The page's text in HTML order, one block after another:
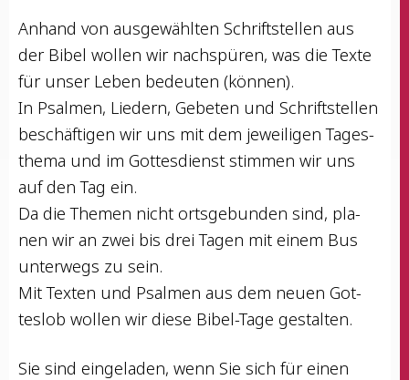
Anhand von aus­ge­wähl­ten Schrift­stel­len aus
der Bibel wol­len wir nach­spü­ren, was die Tex­te
für unser Leben bedeu­ten (kön­nen).
In Psal­men, Lie­dern, Gebe­ten und Schrift­stel­len
beschäf­ti­gen wir uns mit dem jewei­li­gen Tages­
the­ma und im Got­tes­dienst stim­men wir uns
auf den Tag ein.
Da die The­men nicht orts­ge­bun­den sind, pla­
nen wir an zwei bis drei Tagen mit einem Bus
unter­wegs zu sein.
Mit Tex­ten und Psal­men aus dem neu­en Got­
tes­lob wol­len wir die­se Bibel-Tage gestalten.
Sie sind ein­ge­la­den, wenn Sie sich für einen